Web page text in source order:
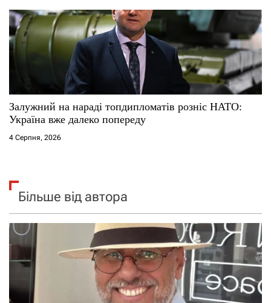
Залужний на нараді топдипломатів розніс НАТО:
Україна вже далеко попереду
4 Серпня, 2026
Більше від автора